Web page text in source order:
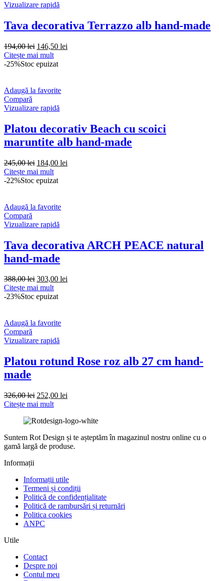
Vizualizare rapidă
Tava decorativa Terrazzo alb hand-made
194,00lei Prețul
inițial
a
146,50 lei
Citește mai mult
-25%Stoc epuizat
Adaugă la favorite
Compară
Vizualizare rapidă
Platou decorativ Beach cu scoici
maruntite alb hand-made
245,00lei Prețul
inițial
a
184,00 lei
Citește mai mult
-22%Stoc epuizat
Adaugă la favorite
Compară
Vizualizare rapidă
Tava decorativa ARCH PEACE natural
hand-made
388,00lei Prețul
inițial
a
303,00 lei
Citește mai mult
-23%Stoc epuizat
Adaugă la favorite
Compară
Vizualizare rapidă
Platou rotund Rose roz alb 27 cm hand-
made
326,00lei Prețul
inițial
fost:
252,00 lei
252,00 lei.
Citește mai mult
Suntem Rot Design și te așteptăm în magazinul nostru online cu o
gamă largă de produse.
Informații
Informații utile
Termeni și condiții
Politică de confidențialitate
Politică de rambursări și returnări
Politica cookies
ANPC
Utile
Contact
Despre noi
Contul meu